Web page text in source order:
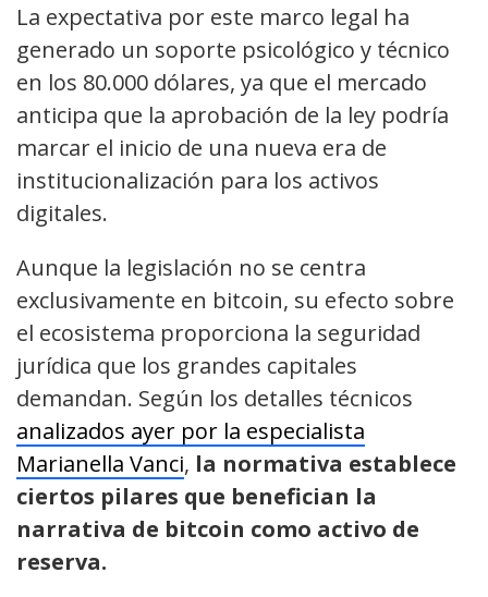
La expectativa por este marco legal ha
generado un soporte psicológico y técnico
en los 80.000 dólares, ya que el mercado
anticipa que la aprobación de la ley podría
marcar el inicio de una nueva era de
institucionalización para los activos
digitales.
Aunque la legislación no se centra
exclusivamente en bitcoin, su efecto sobre
el ecosistema proporciona la seguridad
jurídica que los grandes capitales
demandan. Según los detalles técnicos
analizados ayer por la especialista
Marianella Vanci, la normativa establece
ciertos pilares que benefician la
narrativa de bitcoin como activo de
reserva.